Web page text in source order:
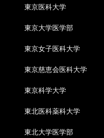
東京医科大学
東京大学医学部
東京女子医科大学
東京慈恵会医科大学
東京科学大学
東北医科薬科大学
東北大学医学部